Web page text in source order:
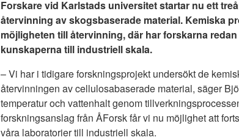
Forskare vid Karlstads universitet startar nu ett
återvinning av skogsbaserade material. Kemiska
möjligheten till återvinning, där har forskarna
kunskaperna till industriell skala.
– Vi har i tidigare forskningsprojekt undersökt de
återvinningen av cellulosabaserade material, säger
temperatur och vattenhalt genom
forskningsanslag från ÅForsk får vi nu möjlighet att
våra laboratorier till industriell skala.